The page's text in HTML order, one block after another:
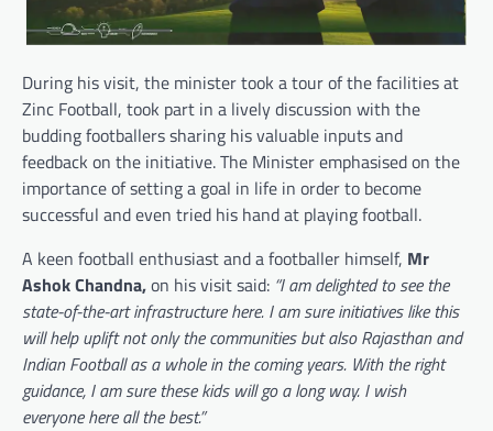
During his visit, the minister took a tour of the facilities at
Zinc Football, took part in a lively discussion with the
budding footballers sharing his valuable inputs and
feedback on the initiative. The Minister emphasised on the
importance of setting a goal in life in order to become
successful and even tried his hand at playing football.
A keen football enthusiast and a footballer himself, Mr
Ashok Chandna,on his visit said: “I am delighted to see the
state-of-the-art infrastructure here. I am sure initiatives like this
will help uplift not only the communities but also Rajasthan and
Indian Football as a whole in the coming years. With the right
guidance, I am sure these kids will go a long way. I wish
everyone here all the best.”